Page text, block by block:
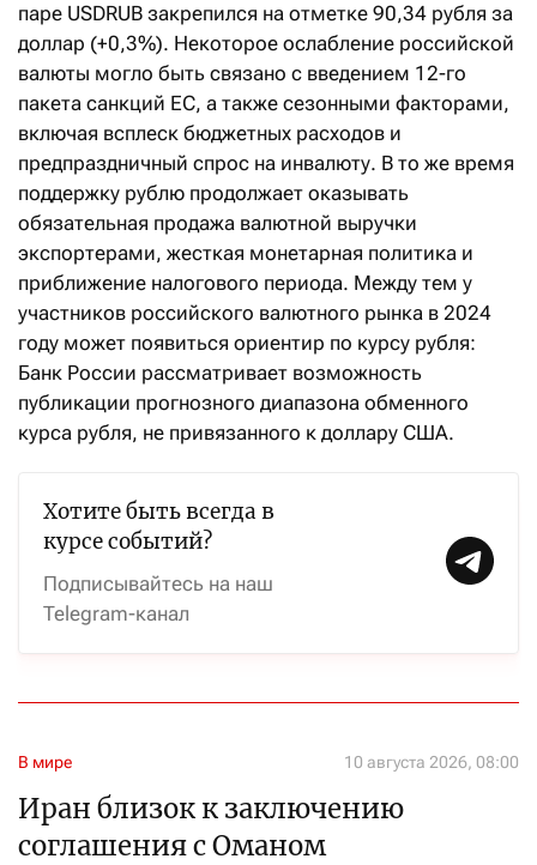
паре USDRUB закрепился на отметке 90,34 рубля за
доллар (+0,3%). Некоторое ослабление российской
валюты могло быть связано с введением 12-го
пакета санкций ЕС, а также сезонными факторами,
включая всплеск бюджетных расходов и
предпраздничный спрос на инвалюту. В то же время
поддержку рублю продолжает оказывать
обязательная продажа валютной выручки
экспортерами, жесткая монетарная политика и
приближение налогового периода. Между тем у
участников российского валютного рынка в 2024
году может появиться ориентир по курсу рубля:
Банк России рассматривает возможность
публикации прогнозного диапазона обменного
курса рубля, не привязанного к доллару США.
Хотите быть всегда в
курсе событий?
Подписывайтесь на наш
Telegram-канал
В мире 10 августа 2026, 08:00
Иран близок к заключению
соглашения с Оманом